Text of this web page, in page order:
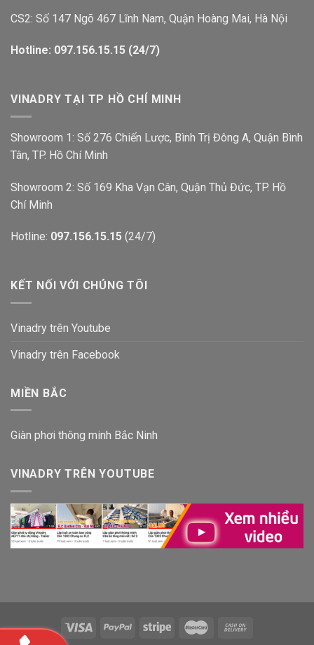
CS2: Số 147 Ngõ 467 Lĩnh Nam, Quận Hoàng Mai, Hà Nội
Hotline: 097.156.15.15 (24/7)
VINADRY TẠI TP HỒ CHÍ MINH
Showroom 1: Số 276 Chiến Lược, Bình Trị Đông A, Quận Bình
Tân, TP. Hồ Chí Minh
Showroom 2: Số 169 Kha Vạn Cân, Quận Thủ Đức, TP. Hồ
Chí Minh
Hotline: 097.156.15.15 (24/7)
KẾT NỐI VỚI CHÚNG TÔI
Vinadry trên Youtube
Vinadry trên Facebook
MIỀN BẮC
Giàn phơi thông minh Bắc Ninh
VINADRY TRÊN YOUTUBE